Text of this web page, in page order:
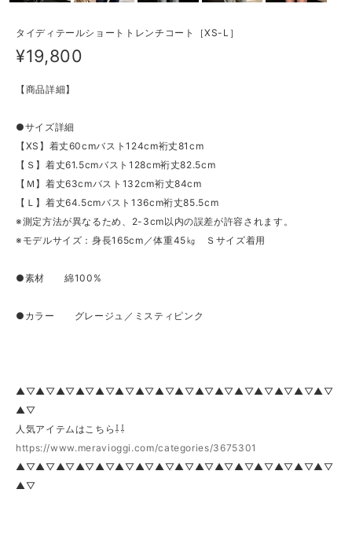
タイディテールショートトレンチコート［XS-L］
¥19,800
【商品詳細】
●サイズ詳細
【XS】着丈60cmバスト124cm裄丈81cm
【Ｓ】着丈61.5cmバスト128cm裄丈82.5cm
【Ｍ】着丈63cmバスト132cm裄丈84cm
【Ｌ】着丈64.5cmバスト136cm裄丈85.5cm
※測定方法が異なるため、2-3cm以内の誤差が許容されます。
※モデルサイズ：身長165cm／体重45㎏ Ｓサイズ着用
●素材 綿100%
●カラー グレージュ／ミスティピンク
▲▽▲▽▲▽▲▽▲▽▲▽▲▽▲▽▲▽▲▽▲▽▲▽▲▽▲▽▲▽▲▽
▲▽
人気アイテムはこちら⇩⇩
https://www.meravioggi.com/categories/3675301
▲▽▲▽▲▽▲▽▲▽▲▽▲▽▲▽▲▽▲▽▲▽▲▽▲▽▲▽▲▽▲▽
▲▽